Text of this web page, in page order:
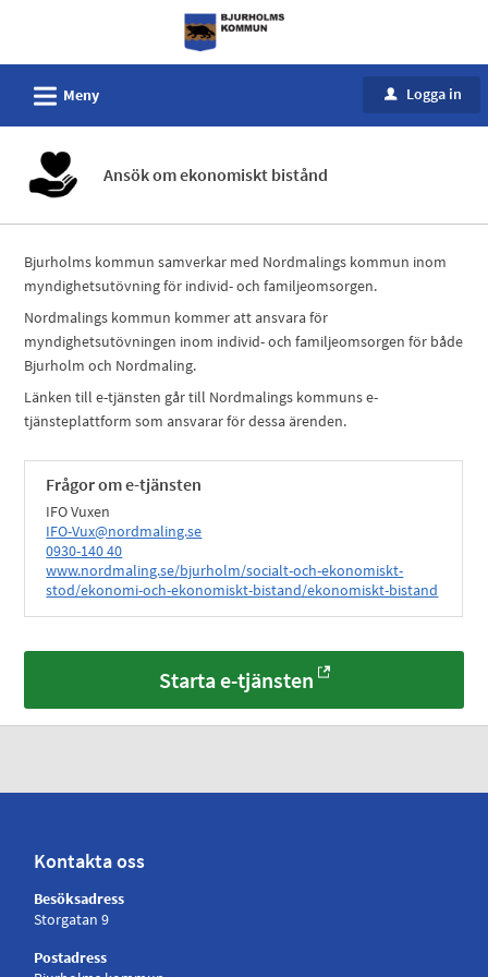
tjänster
-
Bjurholms
kommun
L Meny u Logga in
Ansök om ekonomiskt bistånd
Bjurholms kommun samverkar med Nordmalings kommun inom
myndighetsutövning för individ- och familjeomsorgen.
Nordmalings kommun kommer att ansvara för
myndighetsutövningen inom individ- och familjeomsorgen för både
Bjurholm och Nordmaling.
Länken till e-tjänsten går till Nordmalings kommuns e-
tjänsteplattform som ansvarar för dessa ärenden.
Frågor om e-tjänsten
IFO Vuxen
IFO-Vux@nordmaling.se
0930-140 40
www.nordmaling.se/bjurholm/socialt-och-ekonomiskt-
stod/ekonomi-och-ekonomiskt-bistand/ekonomiskt-bistand
Starta e-tjänsten
Kontakta oss
Besöksadress
Storgatan 9
Postadress